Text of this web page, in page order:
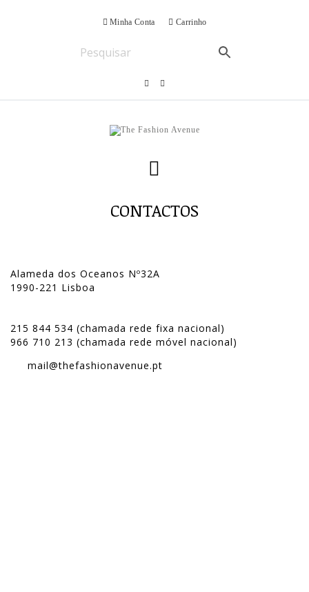
Minha Conta Carrinho
CONTACTOS
Alameda dos Oceanos Nº32A
1990-221 Lisboa
215 844 534 (chamada rede fixa nacional)
966 710 213 (chamada rede móvel nacional)
mail@thefashionavenue.pt